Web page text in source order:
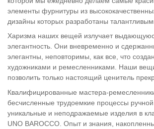
элементы фурнитуры из
дизайны которых разработаны
Харизма наших вещей излучает
элегантность. Они вневременно и
элегантны, неповторимы, как все, что
художниками и ремесленниками. Наши
позволить только настоящий ценитель
Квалифицированные мастера-
бесчисленные трудоемкие процессы
уникальные и неподражаемые изделия в
UNO BAROCCO. Опыт и знания,